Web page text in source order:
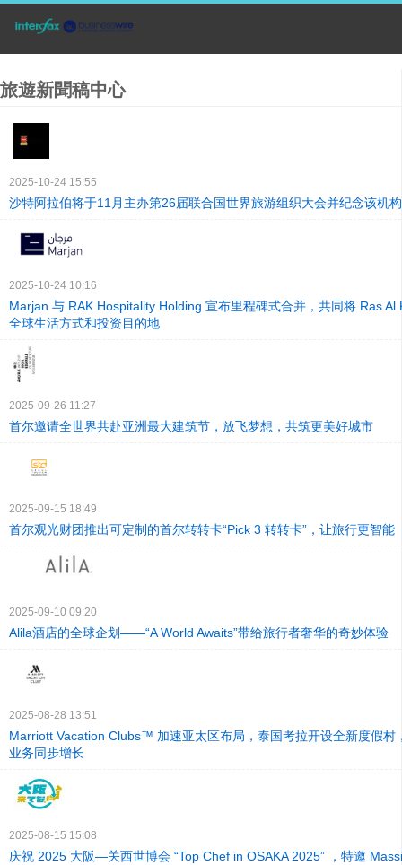
旅遊新聞稿中心
2025-10-24 15:55
沙特阿拉伯将于11月主办第26届联合国世界旅游组织大会并纪念该机
2025-10-24 10:16
Marjan 与 RAK Hospitality Holding 宣布里程碑式合并，共同将 Ras Al
全球生活方式和投资目的地
2025-09-26 11:27
首尔邀请全世界共赴亚洲最大建筑节，放飞梦想，共筑更美好城市
2025-09-15 18:49
首尔观光财团推出可定制的首尔转转卡“Pick 3 转转卡”，让旅行更智能
2025-09-10 09:20
Alila酒店的全球企划——“A World Awaits”带给旅行者奢华的奇妙体验
2025-08-28 13:51
Marriott Vacation Clubs™ 加速亚太区布局，泰国考拉开设全新度假村
业务同步增长
2025-08-15 15:08
庆祝 2025 大阪—关西世博会 “Top Chef in OSAKA 2025” ，特邀